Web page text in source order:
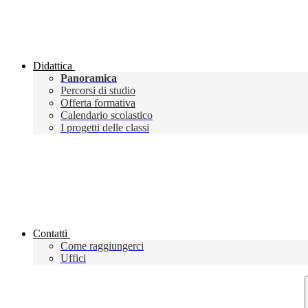
Didattica
Panoramica
Percorsi di studio
Offerta formativa
Calendario scolastico
I progetti delle classi
Contatti
Come raggiungerci
Uffici